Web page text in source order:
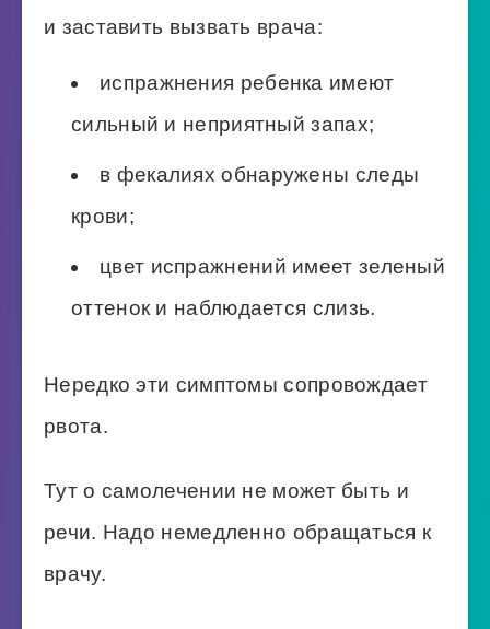
и заставить вызвать врача:
испражнения ребенка имеют
сильный и неприятный запах;
в фекалиях обнаружены следы
крови;
цвет испражнений имеет зеленый
оттенок и наблюдается слизь.
Нередко эти симптомы сопровождает
рвота.
Тут о самолечении не может быть и
речи. Надо немедленно обращаться к
врачу.